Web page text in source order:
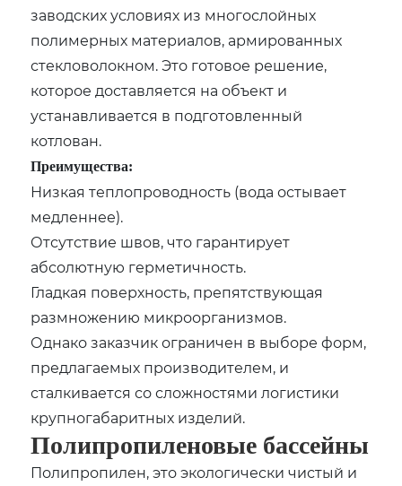
заводских условиях из многослойных
полимерных материалов, армированных
стекловолокном. Это готовое решение,
которое доставляется на объект и
устанавливается в подготовленный
котлован.
Преимущества:
Низкая теплопроводность (вода остывает
медленнее).
Отсутствие швов, что гарантирует
абсолютную герметичность.
Гладкая поверхность, препятствующая
размножению микроорганизмов.
Однако заказчик ограничен в выборе форм,
предлагаемых производителем, и
сталкивается со сложностями логистики
крупногабаритных изделий.
Полипропиленовые бассейны
Полипропилен, это экологически чистый и